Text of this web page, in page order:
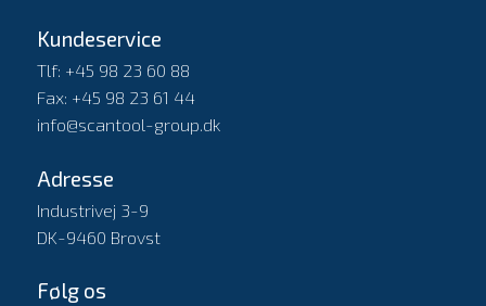
Kundeservice
Tlf: +45 98 23 60 88
Fax: +45 98 23 61 44
info@scantool-group.dk
Adresse
Industrivej 3-9
DK-9460 Brovst
Følg os